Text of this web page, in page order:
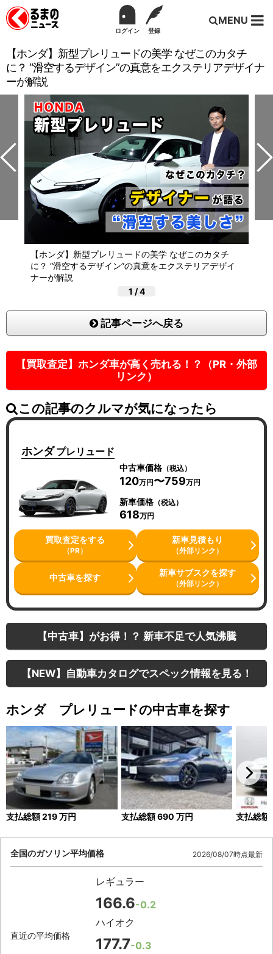
ログイン 登録
MENU
【ホンダ】新型プレリュードの美学 なぜこのカタチ
に？ “滑空するデザイン”の真意をエクステリアデザイナ
ーが解説
【ホンダ】新型プレリュードの美学 なぜこのカタチ
に？ “滑空するデザイン”の真意をエクステリアデザイ
ナーが解説
1 /4
記事ページへ戻る
【買取査定】ホンダ車が高く売れる！？（PR・外部
リンク）
この記事のクルマが気になったら
ホンダ プレリュード
中古車価格（税込）
120万円〜759万円
新車価格（税込）
618万円
買取査定をする
（PR）
新車見積もり
（外部リンク）
中古車を探す 新車サブスクを探す
（外部リンク）
【中古車】がお得！？ 新車不足で人気沸騰
【NEW】自動車カタログでスペック情報を見る！
ホンダ プレリュードの中古車を探す
支払総額219万円 支払総額690 万円 支払総額
全国のガソリン平均価格 2026/08/07時点最新
直近の平均価格
レギュラー
166.6-0.2
ハイオク
177.7-0.3